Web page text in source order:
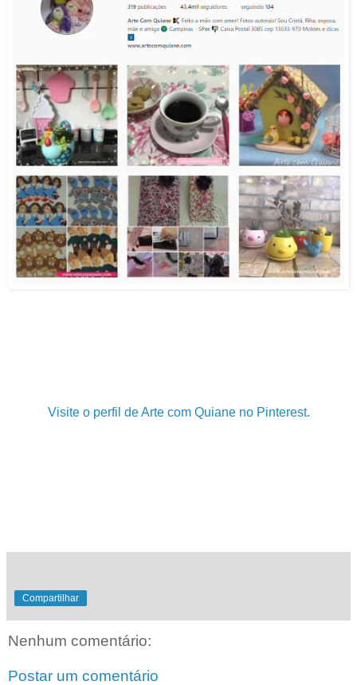
Visite o perfil de Arte com Quiane no Pinterest.
Compartilhar
Nenhum comentário:
Postar um comentário